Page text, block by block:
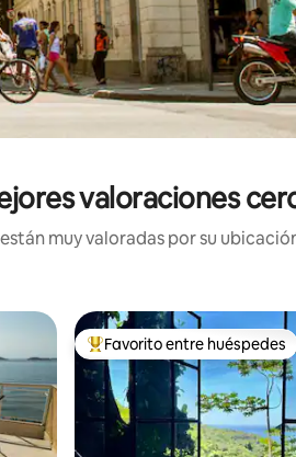
valoraciones
muy valoradas por su
Favorito entre huéspedes
Favorito entre huéspedes